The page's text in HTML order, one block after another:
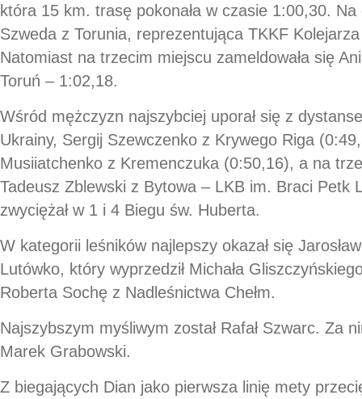
która 15 km. trasę pokonała w czasie 1:00,30. Na
Szweda z Torunia, reprezentująca TKKF
Natomiast na trzecim miejscu zameldowała się
Toruń – 1:02,18.
Wśród mężczyzn najszybciej uporał się z
Ukrainy, Sergij Szewczenko z Krywego Riga
Musiiatchenko z Kremenczuka (0:50,16), a na
Tadeusz Zblewski z Bytowa – LKB im. Braci Petk
zwyciężał w 1 i 4 Biegu św. Huberta.
W kategorii leśników najlepszy okazał się
Lutówko, który wyprzedził Michała
Roberta Sochę z Nadleśnictwa Chełm.
Najszybszym myśliwym został Rafał Szwarc. Za
Marek Grabowski.
Z biegających Dian jako pierwsza linię mety